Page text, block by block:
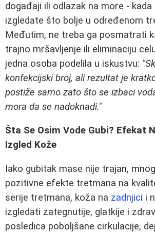
događaji ili odlazak na more - kada
izgledate što bolje u određenom
Međutim, ne treba ga posmatrati
trajno mršavljenje ili eliminaciju
jedna osoba podelila u iskustvu:
konfekcijski broj, ali rezultat je
postiže samo zato što se izbaci
mora da se nadoknadi."
Šta Se Osim Vode Gubi? Efekat
Izgled Kože
Iako gubitak mase nije trajan,
pozitivne efekte tretmana na
serije tretmana, koža na zadnjici i
izgledati zategnutije, glatkije i
posledica poboljšane cirkulacije,